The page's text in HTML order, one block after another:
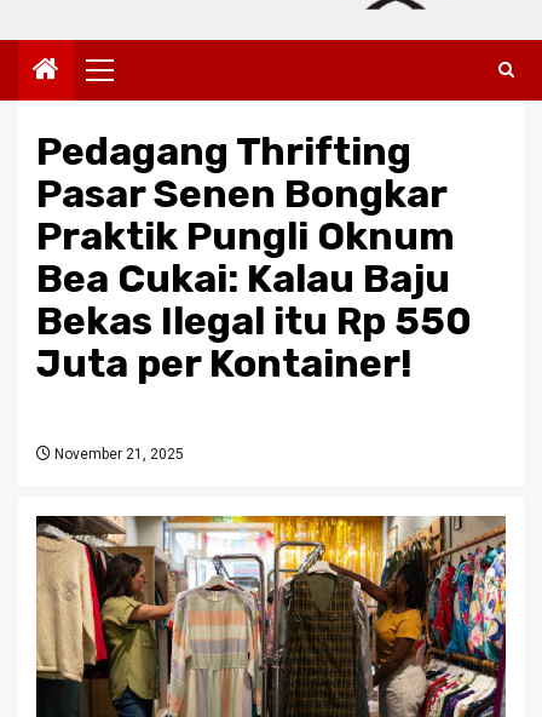
Primary
Menu
Pedagang Thrifting
Pasar Senen Bongkar
Praktik Pungli Oknum
Bea Cukai: Kalau Baju
Bekas Ilegal itu Rp 550
Juta per Kontainer!
November 21, 2025